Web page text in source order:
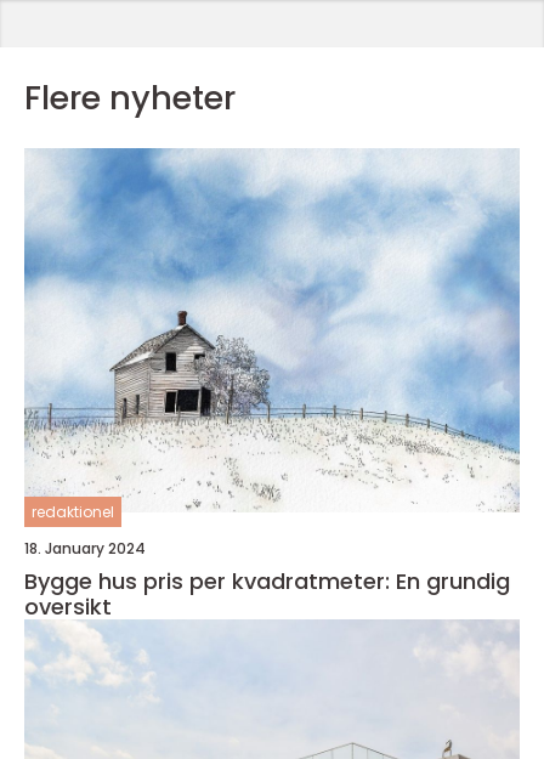
Flere nyheter
redaktionel
18. January 2024
Bygge hus pris per kvadratmeter: En grundig
oversikt